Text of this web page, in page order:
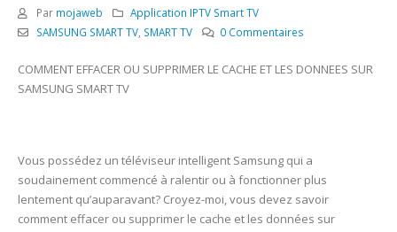
Par mojaweb
Application IPTV Smart TV
SAMSUNG SMART TV, SMART TV 0 Commentaires
COMMENT EFFACER OU SUPPRIMER LE CACHE ET LES DONNEES SUR
SAMSUNG SMART TV
Vous possédez un téléviseur intelligent Samsung qui a
soudainement commencé à ralentir ou à fonctionner plus
lentement qu’auparavant? Croyez-moi, vous devez savoir
comment effacer ou supprimer le cache et les données sur